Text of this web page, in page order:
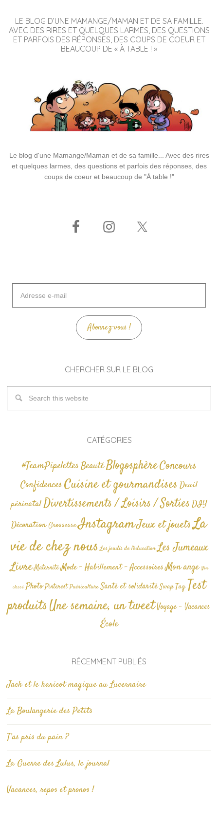
LE BLOG D’UNE MAMANGE/MAMAN ET DE SA FAMILLE.
AVEC DES RIRES ET QUELQUES LARMES, DES QUESTIONS
ET PARFOIS DES RÉPONSES, DES COUPS DE COEUR ET
BEAUCOUP DE « À TABLE ! »
Le blog d'une Mamange/Maman et de sa famille... Avec des rires
et quelques larmes, des questions et parfois des réponses, des
coups de coeur et beaucoup de "À table !"
mail
Abonnez-vous !
CHERCHER SUR LE BLOG
CATÉGORIES
#TeamPipelettesBeautéBlogosphèreConcours
Confidences Cuisine et gourmandises Deuil
périnatalDivertissements / Loisirs / SortiesDIY
Décoration GrossesseInstagramJeux et jouetsLa
vie de chez nous Les jeudis de l'éducation Les Jumeaux
Livre Maternité Mode - Habillement - AccessoiresMon ange Non
classé Photo Pinterest Puériculture Santé et solidarité Swap TagTest
produitsUne semaine, un tweetVoyage - Vacances
École
RÉCEMMENT PUBLIÉS
Jack et le haricot magique au Lucernaire
La Boulangerie des Petits
T’as pris du pain ?
La Guerre des Lulus, le journal
Vacances, repos et pronos !